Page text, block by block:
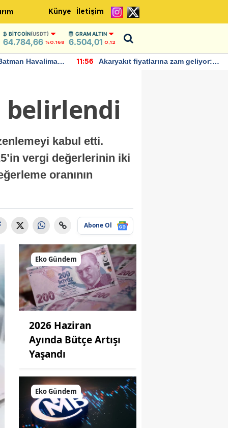
Künye İletişim
BITCOIN(USDT)
64.784,66 %0.168
GRAM ALTIN
6.504,01 0,12
Havalimanı
11:56
Akaryakıt fiyatlarına zam geliyor:
belirlendi
kabul etti.
vergi değerlerinin iki
oranının
Abone Ol
Eko Gündem
2026 Haziran
Ayında Bütçe Artışı
Yaşandı
Eko Gündem